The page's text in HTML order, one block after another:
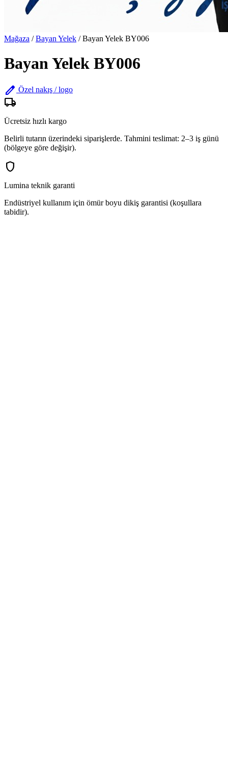
Mağaza / Bayan Yelek / Bayan Yelek BY006
Bayan Yelek BY006
edit Özel nakış / logo
local_shipping
Ücretsiz hızlı kargo
Belirli tutarın üzerindeki siparişlerde. Tahmini teslimat: 2–3 iş günü
(bölgeye göre değişir).
shield
Lumina teknik garanti
Endüstriyel kullanım için ömür boyu dikiş garantisi (koşullara
tabidir).